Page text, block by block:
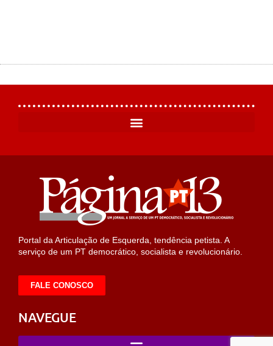
Portal da Articulação de Esquerda, tendência petista. A
serviço de um PT democrático, socialista e revolucionário.
FALE CONOSCO
NAVEGUE